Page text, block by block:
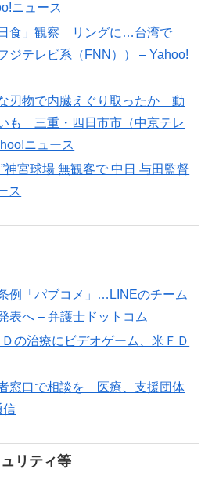
ニュース
食」観察 リングに…台湾で
ジテレビ系（FNN）） – Yahoo!
刃物で内臓えぐり取ったか 動
も 三重・四日市市（中京テレ
ニュース
神宮球場 無観客で 中日 与田監督
ス
例「パブコメ」…LINEのチーム
表へ – 弁護士ドットコム
の治療にビデオゲーム、米ＦＤ
窓口で相談を 医療、支援団体
信
リティ等